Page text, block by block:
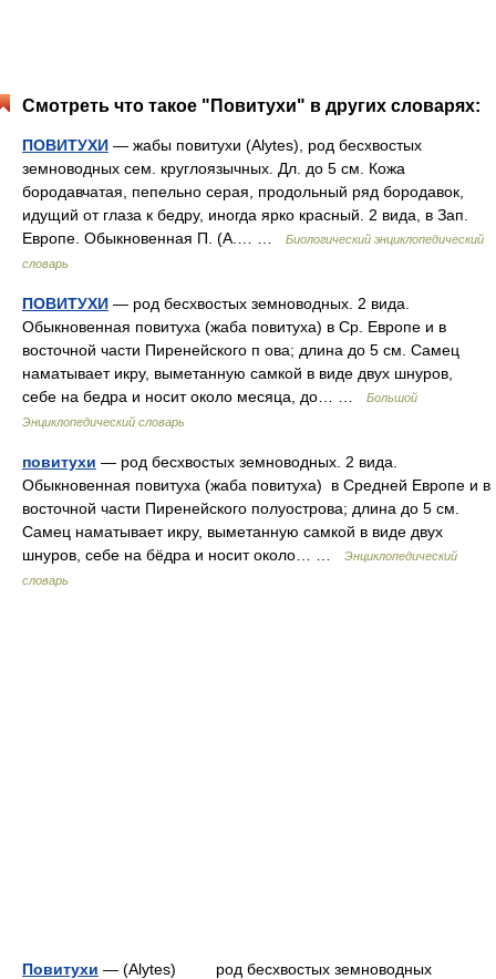
Смотреть что такое "Повитухи" в других словарях:
ПОВИТУХИ — жабы повитухи (Alytes), род бесхвостых
земноводных сем. круглоязычных. Дл. до 5 см. Кожа
бородавчатая, пепельно серая, продольный ряд бородавок,
идущий от глаза к бедру, иногда ярко красный. 2 вида, в Зап.
Европе. Обыкновенная П. (A.… …
Биологический энциклопедический
словарь
ПОВИТУХИ — род бесхвостых земноводных. 2 вида.
Обыкновенная повитуха (жаба повитуха) в Ср. Европе и в
восточной части Пиренейского п ова; длина до 5 см. Самец
наматывает икру, выметанную самкой в виде двух шнуров,
себе на бедра и носит около месяца, до… …
Большой
Энциклопедический словарь
повитухи — род бесхвостых земноводных. 2 вида.
Обыкновенная повитуха (жаба повитуха) в Средней Европе и в
восточной части Пиренейского полуострова; длина до 5 см.
Самец наматывает икру, выметанную самкой в виде двух
шнуров, себе на бёдра и носит около… …
Энциклопедический
словарь
Повитухи — (Alytes) род бесхвостых земноводных